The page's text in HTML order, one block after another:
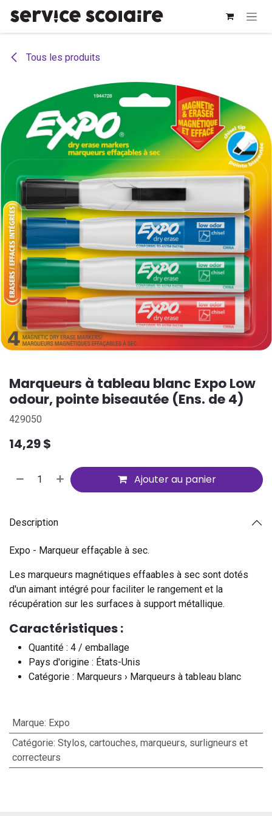
Tous les produits
Marqueurs à tableau blanc Expo Low
odour, pointe biseautée (Ens. de 4)
429050
14,29$
Ajouter au panier
Description
Expo - Marqueur effaçable à sec.
Les marqueurs magnétiques effaables à sec sont dotés
d'un aimant intégré pour faciliter le rangement et la
récupération sur les surfaces à support métallique.
Caractéristiques :
Quantité : 4 / emballage
Pays d'origine : États-Unis
Catégorie : Marqueurs › Marqueurs à tableau blanc
Marque: Expo
Catégorie: Stylos, cartouches, marqueurs, surligneurs et
correcteurs